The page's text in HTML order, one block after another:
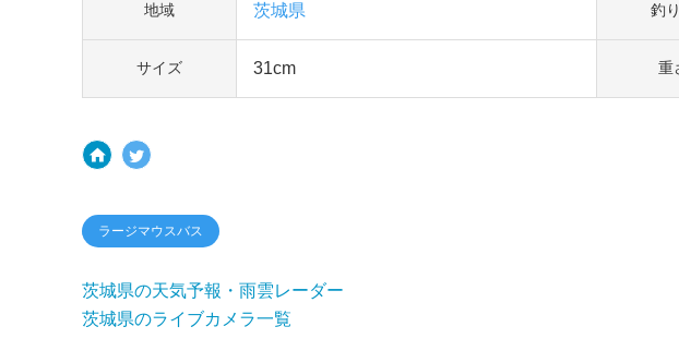
地域 茨城県 釣
サイズ 31cm 重
ラージマウスバス
茨城県の天気予報・雨雲レーダー
茨城県のライブカメラ一覧